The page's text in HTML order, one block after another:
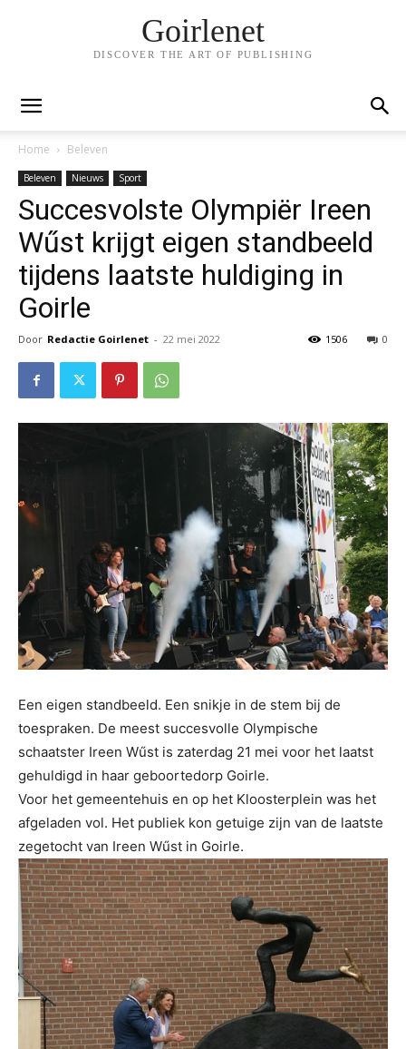
Goirlenet
DISCOVER THE ART OF PUBLISHING
Home Beleven
Beleven Nieuws Sport
Succesvolste Olympiër Ireen
Wűst krijgt eigen standbeeld
tijdens laatste huldiging in
Goirle
Door Redactie Goirlenet - 22 mei 2022 0
1506
Een eigen standbeeld. Een snikje in de stem bij de
toespraken. De meest succesvolle Olympische
schaatster Ireen Wűst is zaterdag 21 mei voor het laatst
gehuldigd in haar geboortedorp Goirle.
Voor het gemeentehuis en op het Kloosterplein was het
afgeladen vol. Het publiek kon getuige zijn van de laatste
zegetocht van Ireen Wűst in Goirle.